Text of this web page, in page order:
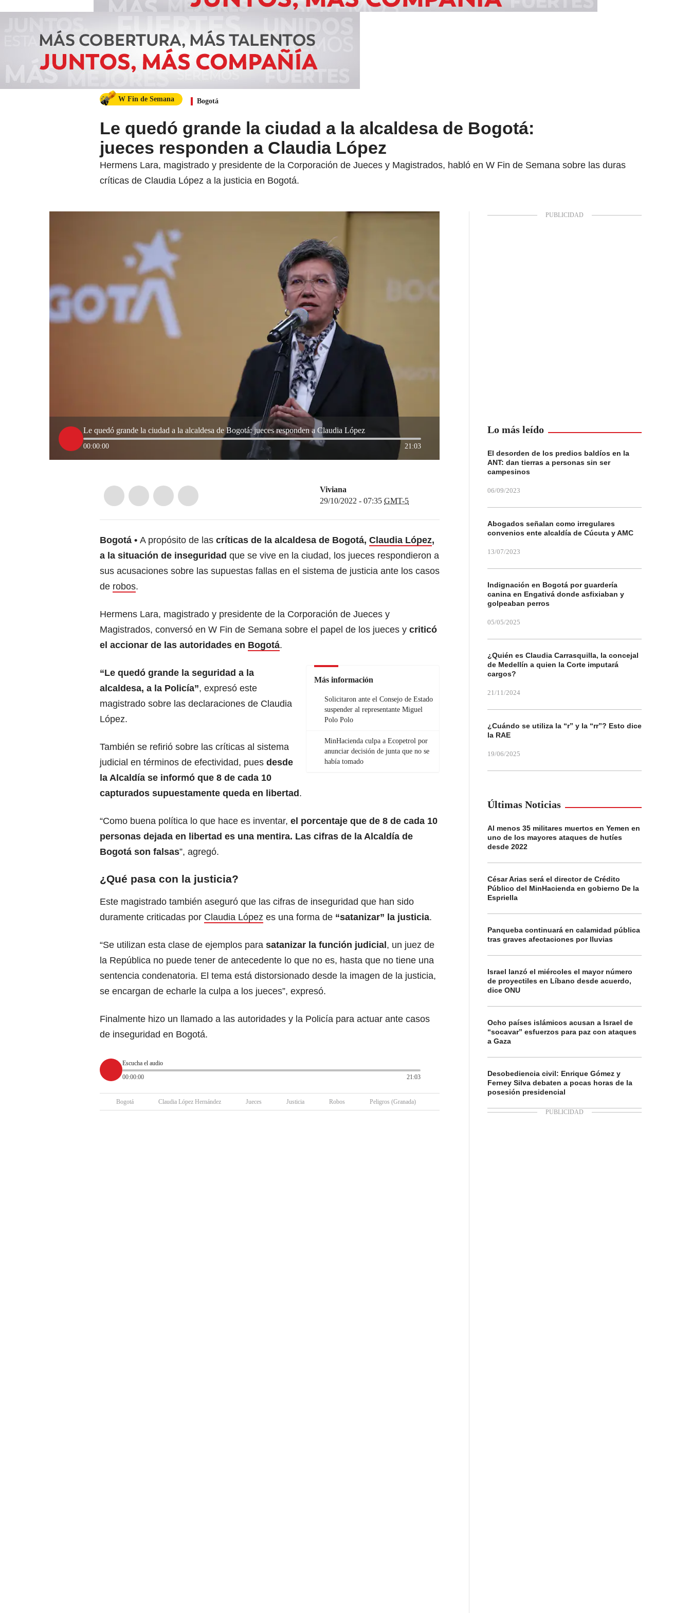
W Fin de Semana Bogotá
Le quedó grande la ciudad a la alcaldesa de Bogotá:
jueces responden a Claudia López
Hermens Lara, magistrado y presidente de la Corporación de Jueces y Magistrados, habló en W Fin de Semana sobre las duras
críticas de Claudia López a la justicia en Bogotá.
Le quedó grande la ciudad a la alcaldesa de Bogotá: jueces responden a Claudia López
00:00:00 21:03
Viviana
29/10/2022 - 07:35 GMT-5
Bogotá A propósito de las críticas de la alcaldesa de Bogotá, Claudia López,
a la situación de inseguridad que se vive en la ciudad, los jueces respondieron a
sus acusaciones sobre las supuestas fallas en el sistema de justicia ante los casos
de robos.
Hermens Lara, magistrado y presidente de la Corporación de Jueces y
Magistrados, conversó en W Fin de Semana sobre el papel de los jueces y criticó
el accionar de las autoridades en Bogotá.
Más información
Solicitaron ante el Consejo de Estado
suspender al representante Miguel
Polo Polo
MinHacienda culpa a Ecopetrol por
anunciar decisión de junta que no se
había tomado
“Le quedó grande la seguridad a la
alcaldesa, a la Policía”, expresó este
magistrado sobre las declaraciones de Claudia
López.
También se refirió sobre las críticas al sistema
judicial en términos de efectividad, pues desde
la Alcaldía se informó que 8 de cada 10
capturados supuestamente queda en libertad .
“Como buena política lo que hace es inventar, el porcentaje que de 8 de cada 10
personas dejada en libertad es una mentira. Las cifras de la Alcaldía de
Bogotá son falsas”, agregó.
¿Qué pasa con la justicia?
Este magistrado también aseguró que las cifras de inseguridad que han sido
duramente criticadas por Claudia López es una forma de “satanizar” la justicia.
“Se utilizan esta clase de ejemplos para satanizar la función judicial , un juez de
la República no puede tener de antecedente lo que no es, hasta que no tiene una
sentencia condenatoria. El tema está distorsionado desde la imagen de la justicia,
se encargan de echarle la culpa a los jueces”, expresó.
Finalmente hizo un llamado a las autoridades y la Policía para actuar ante casos
de inseguridad en Bogotá.
Escucha el audio
00:00:00
21:03
Bogotá Claudia López Hernández Jueces Justicia Robos Peligros (Granada)
Lo más leído
El desorden de los predios baldíos en la
ANT: dan tierras a personas sin ser
campesinos
06/09/2023
Abogados señalan como irregulares
convenios ente alcaldía de Cúcuta y AMC
13/07/2023
Indignación en Bogotá por guardería
canina en Engativá donde asfixiaban y
golpeaban perros
05/05/2025
¿Quién es Claudia Carrasquilla, la concejal
de Medellín a quien la Corte imputará
cargos?
21/11/2024
¿Cuándo se utiliza la “r” y la “rr”? Esto dice
la RAE
19/06/2025
Últimas Noticias
Al menos 35 militares muertos en Yemen en
uno de los mayores ataques de hutíes
desde 2022
César Arias será el director de Crédito
Público del MinHacienda en gobierno De la
Espriella
Panqueba continuará en calamidad pública
tras graves afectaciones por lluvias
Israel lanzó el miércoles el mayor número
de proyectiles en Líbano desde acuerdo,
dice ONU
Ocho países islámicos acusan a Israel de
“socavar” esfuerzos para paz con ataques
a Gaza
Desobediencia civil: Enrique Gómez y
Ferney Silva debaten a pocas horas de la
posesión presidencial